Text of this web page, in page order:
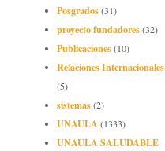
Posgrados(31)
proyecto fundadores(32)
Publicaciones(10)
Relaciones Internacionales
(5)
sistemas(2)
UNAULA(1333)
UNAULA SALUDABLE